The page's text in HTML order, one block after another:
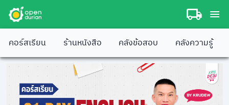
คอร์สเรียน ร้านหนังสือ คลังข้อสอบ คลังความรู้